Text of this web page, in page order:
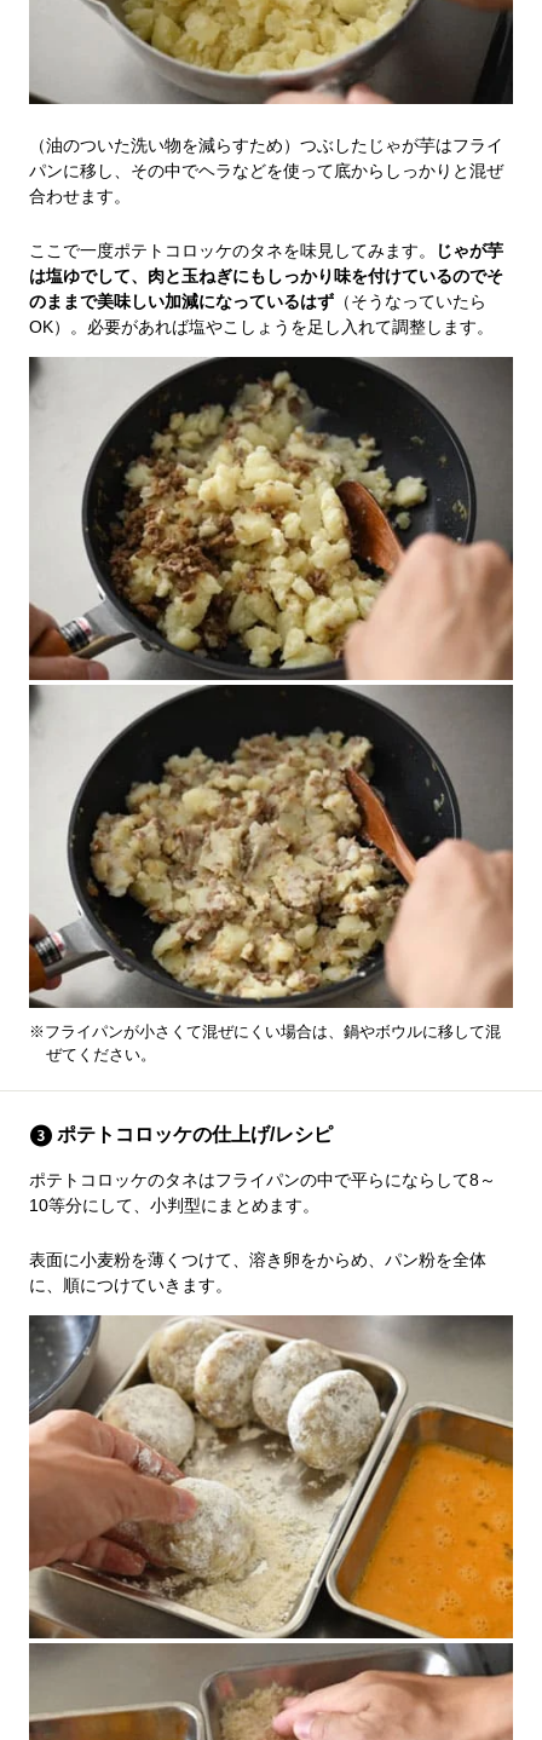
（油のついた洗い物を減らすため）つぶしたじゃが芋はフライ
パンに移し、その中でヘラなどを使って底からしっかりと混ぜ
合わせます。
ここで一度ポテトコロッケのタネを味見してみます。
じゃが芋
は塩ゆでして、肉と玉ねぎにもしっかり味を付けているのでそ
のままで美味しい加減になっているはず （そうなっていたら
OK）。必要があれば塩やこしょうを足し入れて調整します。
※フライパンが小さくて混ぜにくい場合は、鍋やボウルに移して混
ぜてください。
ポテトコロッケの仕上げ/レシピ
ポテトコロッケのタネはフライパンの中で平らにならして8～
10等分にして、小判型にまとめます。
表面に小麦粉を薄くつけて、溶き卵をからめ、パン粉を全体
に、順につけていきます。